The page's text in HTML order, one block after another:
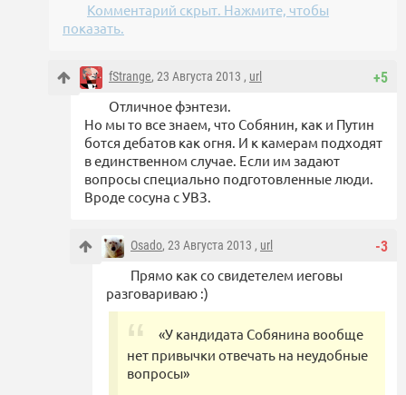
Комментарий скрыт. Нажмите, чтобы
показать.
+5
fStrange, 23 Августа 2013 , url
Отличное фэнтези.
Но мы то все знаем, что Собянин, как и Путин
ботся дебатов как огня. И к камерам подходят
в единственном случае. Если им задают
вопросы специально подготовленные люди.
Вроде сосуна с УВЗ.
-3
Osado, 23 Августа 2013 , url
Прямо как со свидетелем иеговы
разговариваю :)
«У кандидата Собянина вообще
нет привычки отвечать на неудобные
вопросы»